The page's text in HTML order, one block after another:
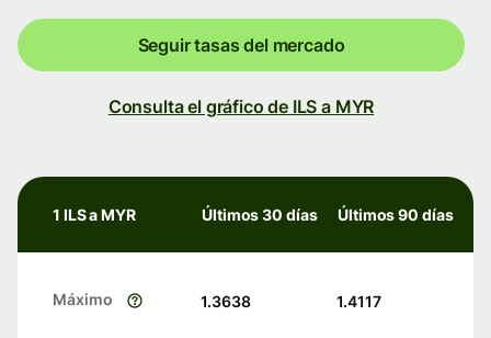
Seguir tasas del mercado
Consulta el gráfico de ILS a MYR
1 ILS a MYR Últimos 30 días Últimos 90 días
Máximo 1.3638 1.4117